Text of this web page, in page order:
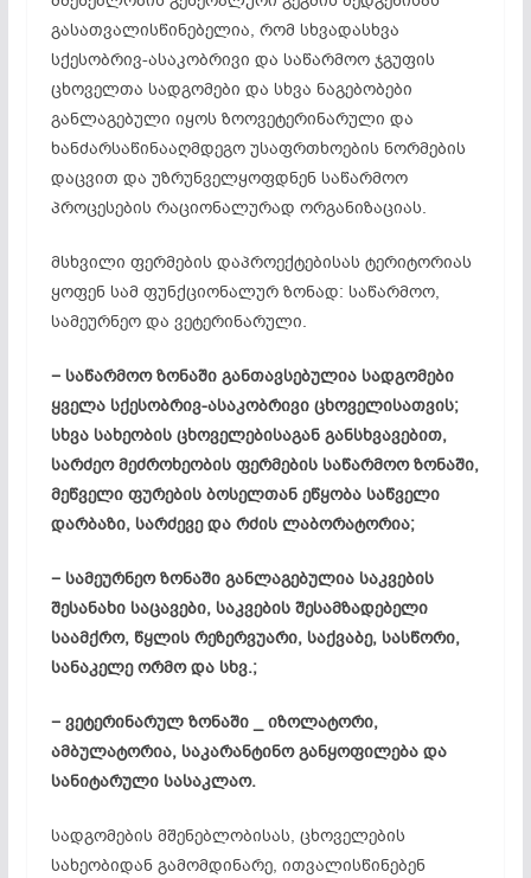
გასათვალისწინებელია, რომ სხვადასხვა
სქესობრივ-ასაკობრივი და საწარმოო ჯგუფის
ცხოველთა სადგომები და სხვა ნაგებობები
განლაგებული იყოს ზოოვეტერინარული და
ხანძარსაწინააღმდეგო უსაფრთხოების ნორმების
დაცვით და უზრუნველყოფდნენ საწარმოო
პროცესების რაციონალურად ორგანიზაციას.
მსხვილი ფერმების დაპროექტებისას ტერიტორიას
ყოფენ სამ ფუნქციონალურ ზონად: საწარმოო,
სამეურნეო და ვეტერინარული.
− საწარმოო ზონაში განთავსებულია სადგომები
ყველა სქესობრივ-ასაკობრივი ცხოველისათვის;
სხვა სახეობის ცხოველებისაგან განსხვავებით,
სარძეო მეძროხეობის ფერმების საწარმოო ზონაში,
მეწველი ფურების ბოსელთან ეწყობა საწველი
დარბაზი, სარძევე და რძის ლაბორატორია;
− სამეურნეო ზონაში განლაგებულია საკვების
შესანახი საცავები, საკვების შესამზადებელი
საამქრო, წყლის რეზერვუარი, საქვაბე, სასწორი,
სანაკელე ორმო და სხვ.;
− ვეტერინარულ ზონაში _ იზოლატორი,
ამბულატორია, საკარანტინო განყოფილება და
სანიტარული სასაკლაო.
სადგომების მშენებლობისას, ცხოველების
სახეობიდან გამომდინარე, ითვალისწინებენ